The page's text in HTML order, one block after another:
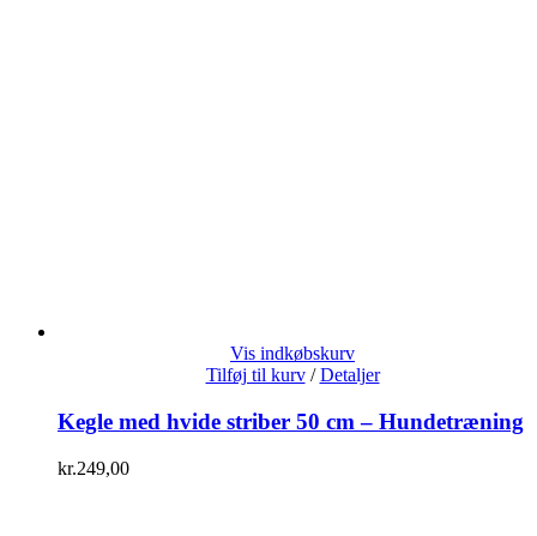
Vis indkøbskurv
Tilføj til kurv / Detaljer
Kegle med hvide striber 50 cm – Hundetræning
kr.249,00